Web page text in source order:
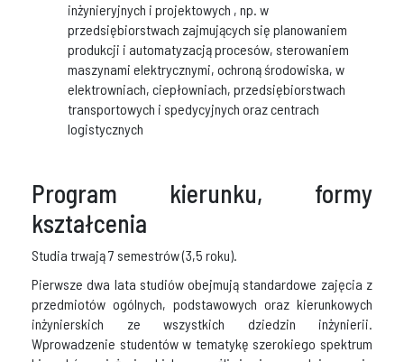
inżynieryjnych i projektowych , np. w
przedsiębiorstwach zajmujących się planowaniem
produkcji i automatyzacją procesów, sterowaniem
maszynami elektrycznymi, ochroną środowiska, w
elektrowniach, ciepłowniach, przedsiębiorstwach
transportowych i spedycyjnych oraz centrach
logistycznych
Program kierunku, formy
kształcenia
Studia trwają 7 semestrów (3,5 roku).
Pierwsze dwa lata studiów obejmują standardowe zajęcia z
przedmiotów ogólnych, podstawowych oraz kierunkowych
inżynierskich ze wszystkich dziedzin inżynierii.
Wprowadzenie studentów w tematykę szerokiego spektrum